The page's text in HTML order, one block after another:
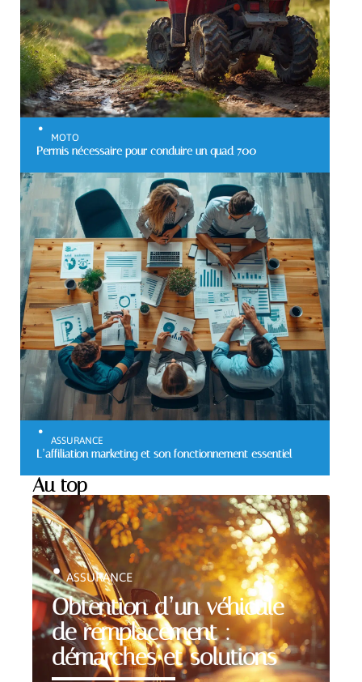
MOTO
Permis nécessaire pour conduire un quad 700
ASSURANCE
L’affiliation marketing et son fonctionnement essentiel
Au top
Obtention d’un véhicule
de remplacement :
démarches et solutions
ASSURANCE